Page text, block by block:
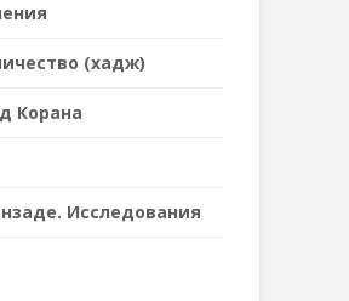
(хадж)
Корана
Исследования